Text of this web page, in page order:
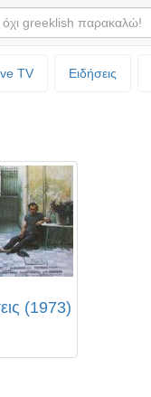
TV Ειδήσεις
(1973)